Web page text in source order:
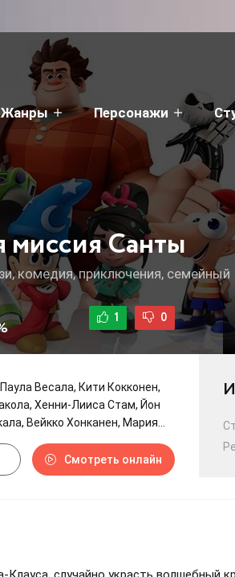
Жанры Персонажи
миссия Санты
комедия, приключения, семейный
1 0
Весала, Кити Кокконен,
Хенни-Лииса Стам, Йон
Вейкко Хонканен, Мария
Смотреть онлайн